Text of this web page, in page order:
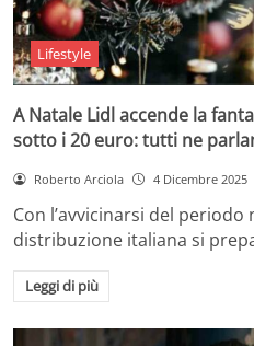
Lifestyle
A Natale Lidl accende la
sotto i 20 euro: tutti ne
Roberto Arciola 4 Dicembre 2025
Con l’avvicinarsi del
distribuzione italiana si
Leggi di più